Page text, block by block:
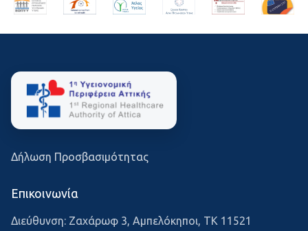
Δήλωση Προσβασιμότητας
Επικοινωνία
Διεύθυνση: Ζαχάρωφ 3, Αμπελόκηποι, ΤΚ 11521